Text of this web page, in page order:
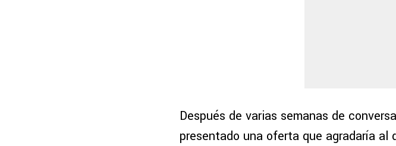
Después de varias semanas de
presentado una oferta que agradaría